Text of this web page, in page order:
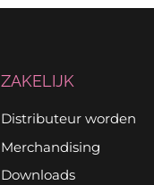
ZAKELIJK
Distributeur worden
Merchandising
Downloads